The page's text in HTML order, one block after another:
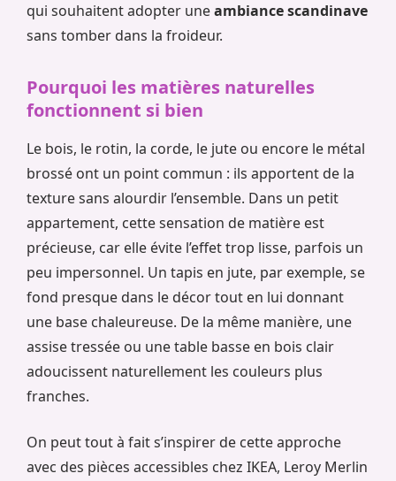
qui souhaitent adopter uneambiance scandinave
sans tomber dans la froideur.
Pourquoi les matières naturelles
fonctionnent si bien
Le bois, le rotin, la corde, le jute ou encore le métal
brossé ont un point commun : ils apportent de la
texture sans alourdir l’ensemble. Dans un petit
appartement, cette sensation de matière est
précieuse, car elle évite l’effet trop lisse, parfois un
peu impersonnel. Un tapis en jute, par exemple, se
fond presque dans le décor tout en lui donnant
une base chaleureuse. De la même manière, une
assise tressée ou une table basse en bois clair
adoucissent naturellement les couleurs plus
franches.
On peut tout à fait s’inspirer de cette approche
avec des pièces accessibles chez IKEA, Leroy Merlin